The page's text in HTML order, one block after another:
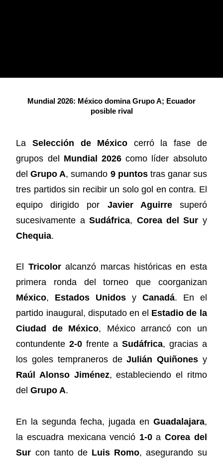
Mundial 2026: México domina Grupo A; Ecuador
posible rival
LaSelección de México cerró la fase de
grupos del Mundial 2026 como líder absoluto
delGrupo A, sumando 9 puntostras ganar sus
tres partidos sin recibir un solo gol en contra. El
equipo dirigido por Javier Aguirresuperó
sucesivamente aSudáfrica, Corea del Sur y
Chequia.
El Tricoloralcanzó marcas históricas en esta
primera ronda del torneo que coorganizan
México, Estados Unidos y Canadá. En el
partido inaugural, disputado en el Estadio de la
Ciudad de México, México arrancó con un
contundente2-0 frente a Sudáfrica, gracias a
los goles tempraneros deJulián Quiñonesy
Raúl Alonso Jiménez, estableciendo el ritmo
delGrupo A.
En la segunda fecha, jugada en Guadalajara,
la escuadra mexicana venció 1-0a Corea del
Sur con tanto de Luis Romo, asegurando su